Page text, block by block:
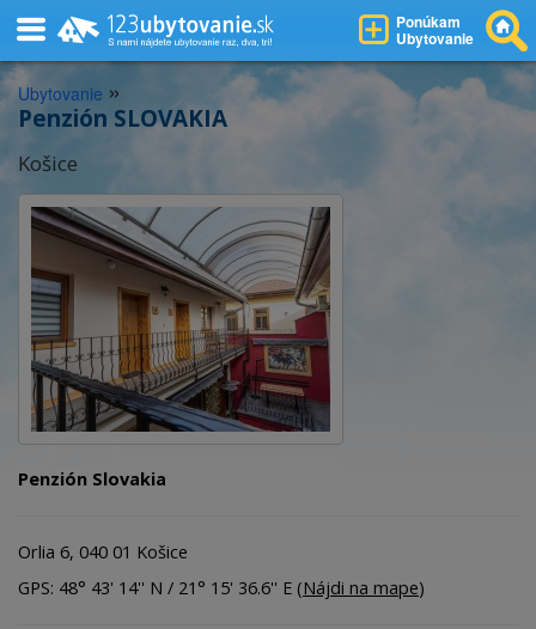
Ponúkam
Ubytovanie
Ubytovanie »
Penzión SLOVAKIA
Košice
Penzión Slovakia
Orlia 6, 040 01 Košice
GPS: 48° 43' 14'' N / 21° 15' 36.6'' E (Nájdi na mape)